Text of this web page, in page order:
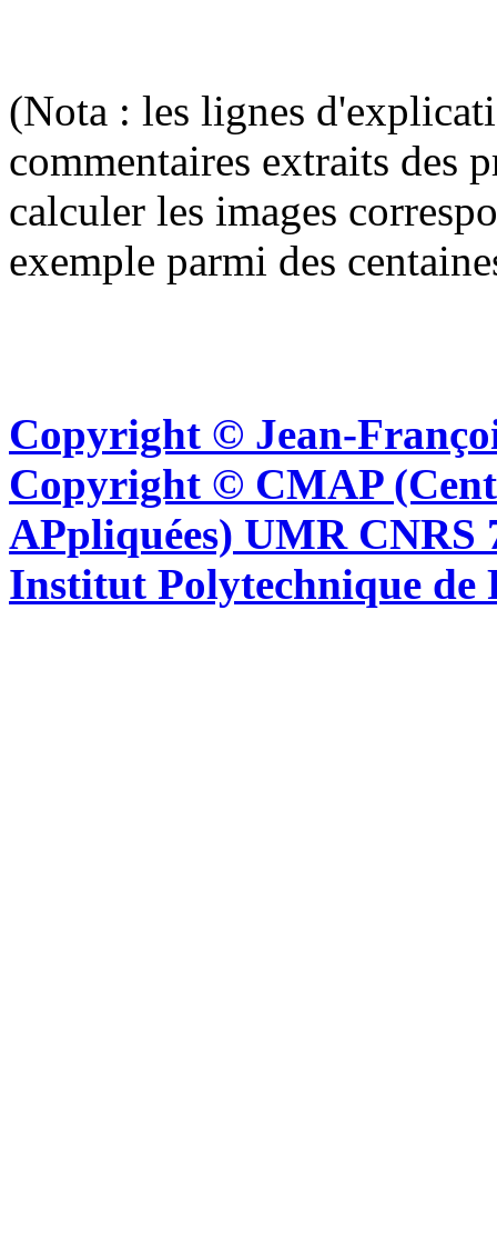
(Nota : les lignes
commentaires extraits des
calculer les images
exemple parmi des
Copyright © Jean-
Copyright © CMAP
APpliquées) UMR CNRS
Institut Polytechnique de